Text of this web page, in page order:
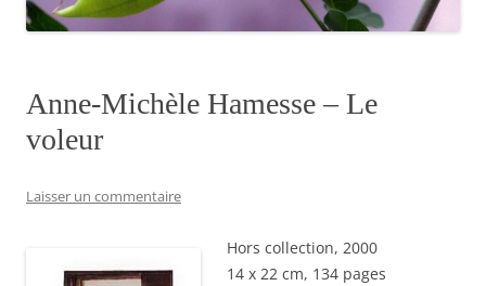
Anne-Michèle Hamesse – Le
voleur
Laisser un commentaire
Hors collection, 2000
14 x 22 cm, 134 pages